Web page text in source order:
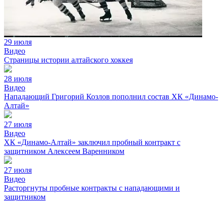
29 июля
Видео
Страницы истории алтайского хоккея
28 июля
Видео
Нападающий Григорий Козлов пополнил состав ХК «Динамо-
Алтай»
27 июля
Видео
ХК «Динамо-Алтай» заключил пробный контракт с
защитником Алексеем Варенником
27 июля
Видео
Расторгнуты пробные контракты с нападающими и
защитником